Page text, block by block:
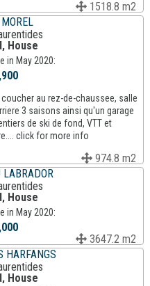
1518.8 m2
House
in May 2020:
au rez-de-chaussee, salle
3 saisons ainsi qu'un garage
de ski de fond, VTT et
click for more info
974.8 m2
House
in May 2020:
3647.2 m2
HARFANGS
House